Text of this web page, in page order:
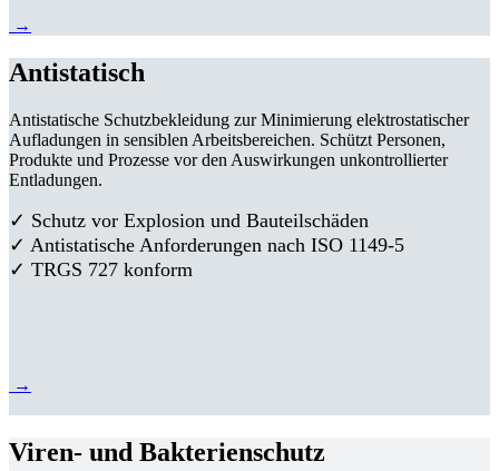
→
Antistatisch
Antistatische Schutzbekleidung zur Minimierung elektrostatischer
Aufladungen in sensiblen Arbeitsbereichen. Schützt Personen,
Produkte und Prozesse vor den Auswirkungen unkontrollierter
Entladungen.
✓ Schutz vor Explosion und Bauteilschäden
✓ Antistatische Anforderungen nach ISO 1149-5
✓ TRGS 727 konform
→
Viren- und Bakterienschutz